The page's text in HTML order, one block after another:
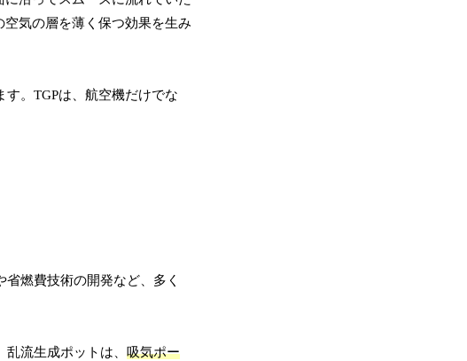
気の層を薄く保つ効果を生み
す。TGPは、航空機だけでな
燃費技術の開発など、多く
流生成ポットは、 吸気ポー